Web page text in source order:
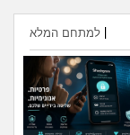
עליי
על הגוף
וכלכלה
למתחם המלא
הוספת טיפ